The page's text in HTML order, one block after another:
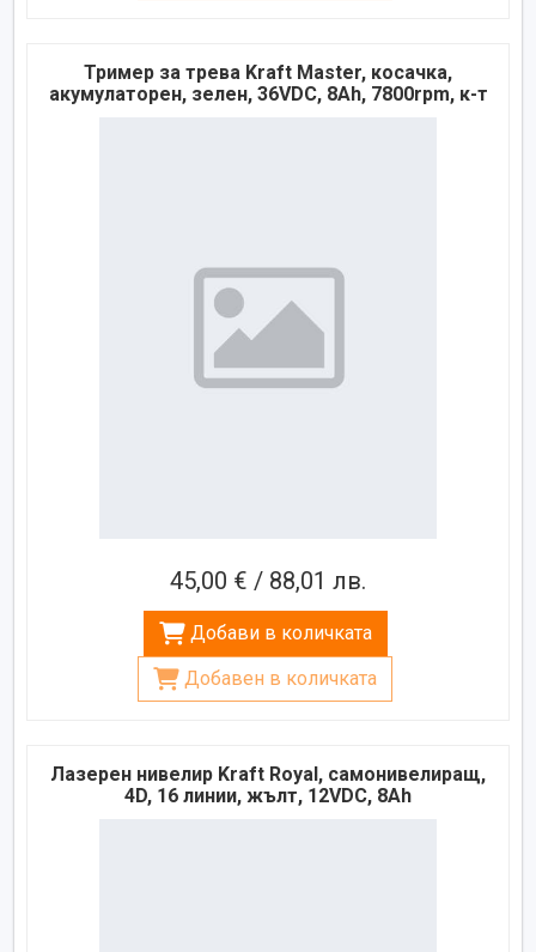
Тример за трева Kraft Master, косачка,
акумулаторен, зелен, 36VDC, 8Ah, 7800rpm, к-т
45,00 € / 88,01 лв.
Добави в количката
Добавен в количката
Лазерен нивелир Kraft Royal, самонивелиращ,
4D, 16 линии, жълт, 12VDC, 8Ah